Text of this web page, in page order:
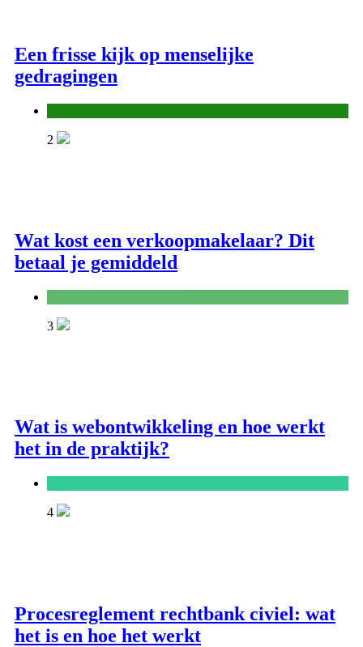
Een frisse kijk op menselijke
gedragingen
2
Wat kost een verkoopmakelaar? Dit
betaal je gemiddeld
3
Wat is webontwikkeling en hoe werkt
het in de praktijk?
4
Procesreglement rechtbank civiel: wat
het is en hoe het werkt